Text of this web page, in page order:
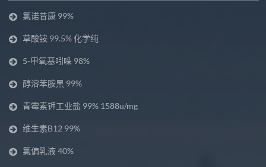
氯诺昔康 99%
草酸铵 99.5% 化学纯
5-甲氧基吲哚 98%
醇溶苯胺黑 99%
青霉素钾工业盐 99% 1588u/mg
维生素B12 99%
氯偏乳液 40%